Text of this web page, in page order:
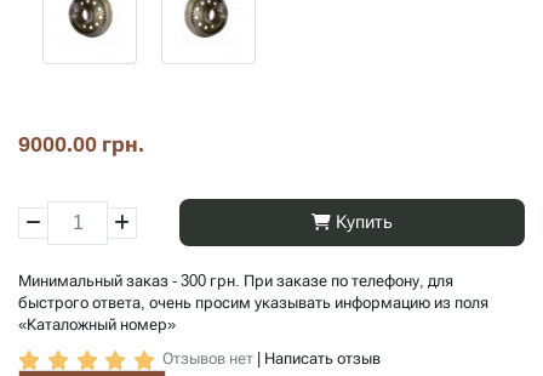
9000.00 грн.
Купить
Минимальный заказ - 300 грн. При заказе по телефону, для
быстрого ответа, очень просим указывать информацию из поля
«Каталожный номер»
Отзывов нет
Написать отзыв